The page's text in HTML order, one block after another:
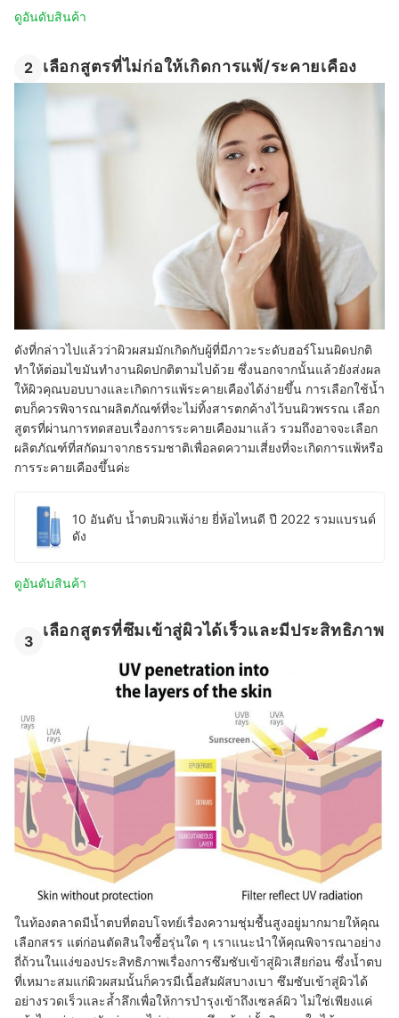
ดูอันดับสินค้า
2 เลือกสูตรที่ไม่ก่อให้เกิดการแพ้/ระคายเคือง
ดังที่กล่าวไปแล้วว่าผิวผสมมักเกิดกับผู้ที่มีภาวะระดับฮอร์โมนผิดปกติ
ทำให้ต่อมไขมันทำงานผิดปกติตามไปด้วย ซึ่งนอกจากนั้นแล้วยังส่งผล
ให้ผิวคุณบอบบางและเกิดการแพ้ระคายเคืองได้ง่ายขึ้น การเลือกใช้น้ำ
ตบก็ควรพิจารณาผลิตภัณฑ์ที่จะไม่ทิ้งสารตกค้างไว้บนผิวพรรณ เลือก
สูตรที่ผ่านการทดสอบเรื่องการระคายเคืองมาแล้ว รวมถึงอาจจะเลือก
ผลิตภัณฑ์ที่สกัดมาจากธรรมชาติเพื่อลดความเสี่ยงที่จะเกิดการแพ้หรือ
การระคายเคืองขึ้นค่ะ
10 อันดับ น้ำตบผิวแพ้ง่าย ยี่ห้อไหนดี ปี 2022 รวมแบรนด์
ดัง
ดูอันดับสินค้า
3
เลือกสูตรที่ซึมเข้าสู่ผิวได้เร็วและมีประสิทธิภาพ
ในท้องตลาดมีน้ำตบที่ตอบโจทย์เรื่องความชุ่มชื้นสูงอยู่มากมายให้คุณ
เลือกสรร แต่ก่อนตัดสินใจซื้อรุ่นใด ๆ เราแนะนำให้คุณพิจารณาอย่าง
ถี่ถ้วนในแง่ของประสิทธิภาพเรื่องการซึมซับเข้าสู่ผิวเสียก่อน ซึ่งน้ำตบ
ที่เหมาะสมแก่ผิวผสมนั้นก็ควรมีเนื้อสัมผัสบางเบา ซึมซับเข้าสู่ผิวได้
อย่างรวดเร็วและล้ำลึกเพื่อให้การบำรุงเข้าถึงเซลล์ผิว ไม่ใช่เพียงแค่